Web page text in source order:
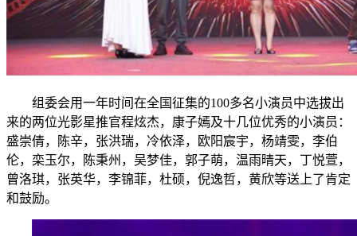
组委会用一年时间在全国征集的100多名小演员中选拔出
来的两位光影星推官程炫杰，康子嫣及十几位优秀的小演员：
盛崇倩，陈辛，张洪瑞，冷依泽，欧阳宸宇，杨靖雯，李伯
伦，栾玉尔，陈秉州，吴梦佳，郭子萌，温雨晴天，丁悦萱，
曾洛琪，张英华，李锦菲，杜硕，倪逸哲，黄欣等送上了肯定
和鼓励。